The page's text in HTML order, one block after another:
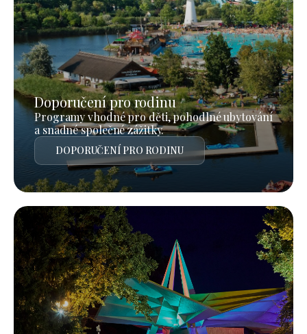
Doporučení pro rodinu
Programy vhodné pro děti, pohodlné ubytování
a snadné společné zážitky.
DOPORUČENÍ PRO RODINU